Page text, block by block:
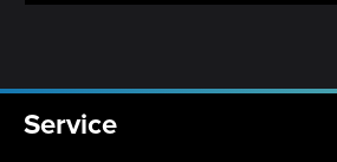
Service